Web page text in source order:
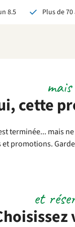
8.5 Plus de
via RCN,
garantie du meilleur
contact personnalisé
cette
terminée... mais
et promotions.
et